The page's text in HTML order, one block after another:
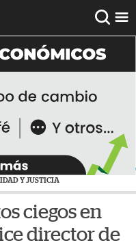
Y JUSTICIA
ciegos en
director de